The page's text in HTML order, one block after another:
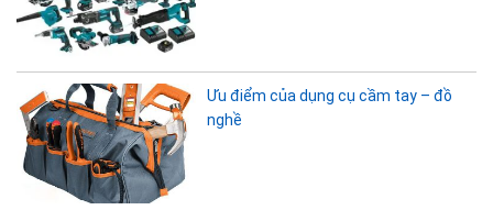
Ưu điểm của dụng cụ cầm tay – đồ
nghề